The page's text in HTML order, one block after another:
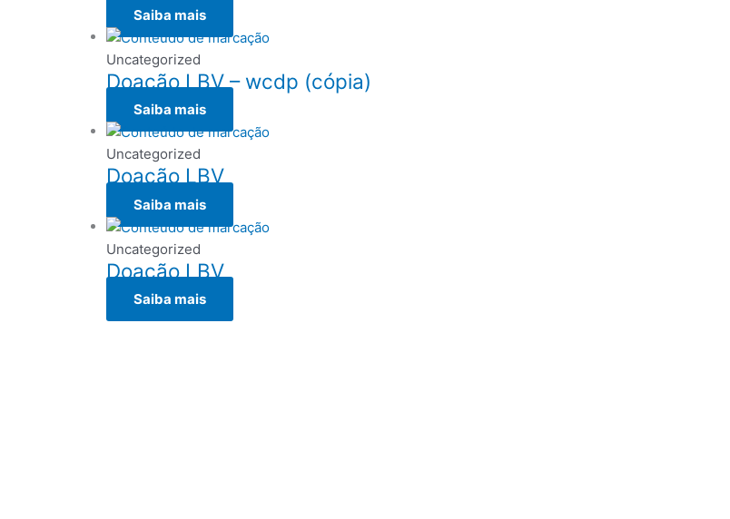
Saiba mais
Uncategorized
Doação LBV – wcdp (cópia)
Saiba mais
Uncategorized
Doação LBV
Saiba mais
Uncategorized
Doação LBV
Saiba mais